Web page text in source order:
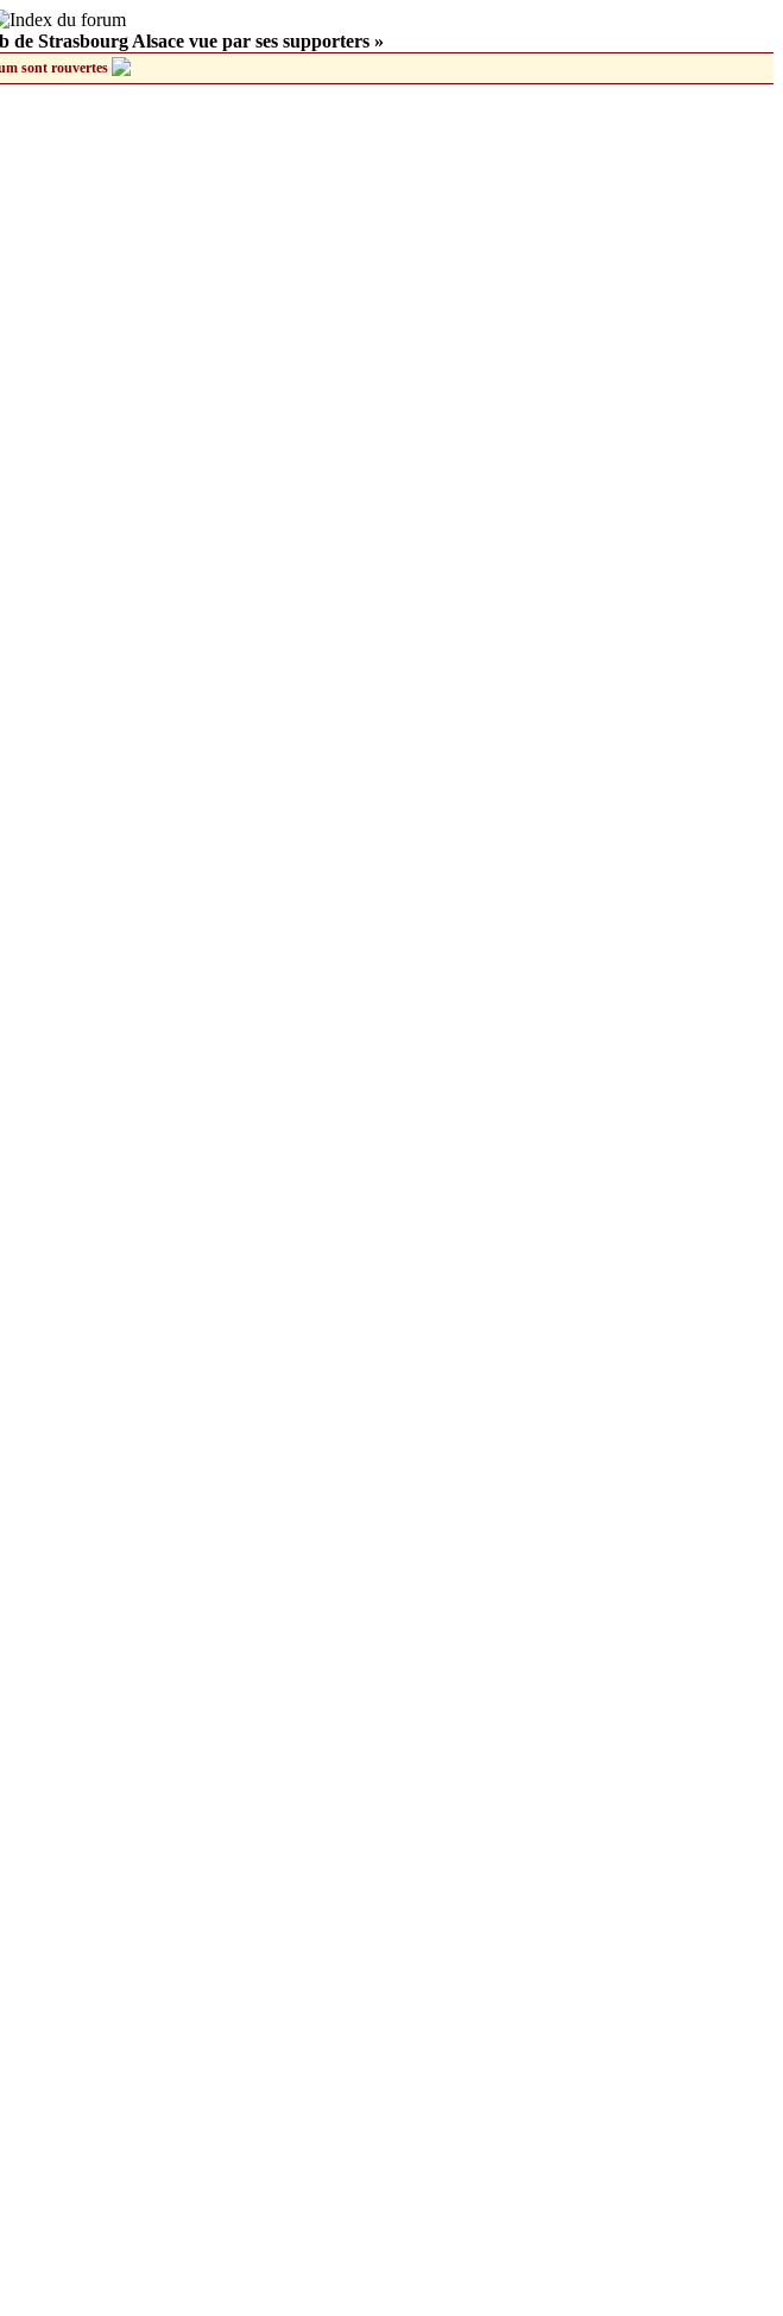
Strasbourg Alsace vue par ses supporters »
sont rouvertes